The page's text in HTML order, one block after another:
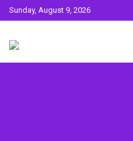
Skip
to
Sunday, August 9, 2026
Surta